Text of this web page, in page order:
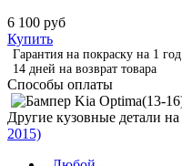
6 100 руб
Купить
Гарантия на покраску на 1 год
14 дней на возврат товара
Способы оплаты
Другие кузовные детали на
2015)